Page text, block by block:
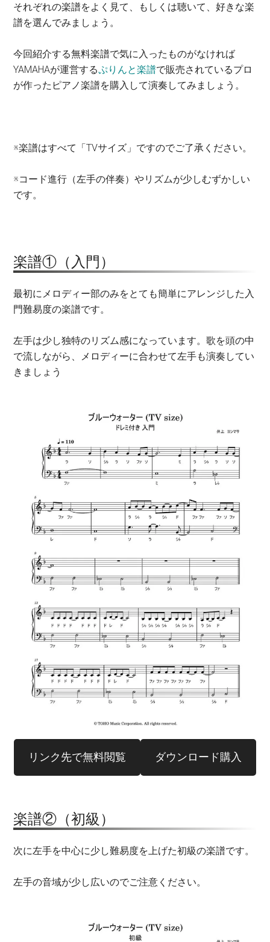
それぞれの楽譜をよく見て、もしくは聴いて、好きな楽
譜を選んでみましょう。
今回紹介する無料楽譜で気に入ったものがなければ
YAMAHAが運営するぷりんと楽譜で販売されているプロ
が作ったピアノ楽譜を購入して演奏してみましょう。
※楽譜はすべて「TVサイズ」ですのでご了承ください。
※コード進行（左手の伴奏）やリズムが少しむずかしい
です。
楽譜①（入門）
最初にメロディー部のみをとても簡単にアレンジした入
門難易度の楽譜です。
左手は少し独特のリズム感になっています。歌を頭の中
で流しながら、メロディーに合わせて左手も演奏してい
きましょう
リンク先で無料閲覧 ダウンロード購入
楽譜②（初級）
次に左手を中心に少し難易度を上げた初級の楽譜です。
左手の音域が少し広いのでご注意ください。